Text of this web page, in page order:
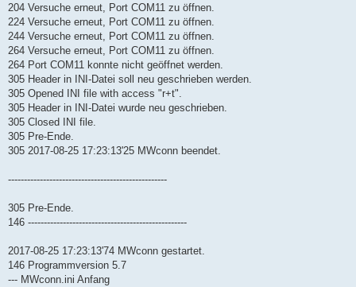
204 Versuche erneut, Port COM11 zu öffnen.
224 Versuche erneut, Port COM11 zu öffnen.
244 Versuche erneut, Port COM11 zu öffnen.
264 Versuche erneut, Port COM11 zu öffnen.
264 Port COM11 konnte nicht geöffnet werden.
305 Header in INI-Datei soll neu geschrieben werden.
305 Opened INI file with access "r+t".
305 Header in INI-Datei wurde neu geschrieben.
305 Closed INI file.
305 Pre-Ende.
305 2017-08-25 17:23:13'25 MWconn beendet.
--------------------------------------------------
305 Pre-Ende.
146 --------------------------------------------------
2017-08-25 17:23:13'74 MWconn gestartet.
146 Programmversion 5.7
--- MWconn.ini Anfang